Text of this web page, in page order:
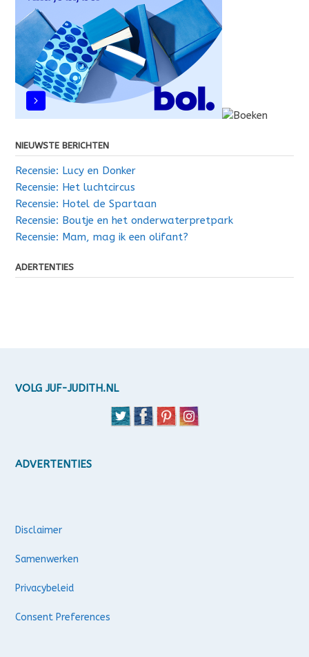
NIEUWSTE BERICHTEN
Recensie: Lucy en Donker
Recensie: Het luchtcircus
Recensie: Hotel de Spartaan
Recensie: Boutje en het onderwaterpretpark
Recensie: Mam, mag ik een olifant?
ADERTENTIES
VOLG JUF-JUDITH.NL
ADVERTENTIES
Disclaimer
Samenwerken
Privacybeleid
Consent Preferences